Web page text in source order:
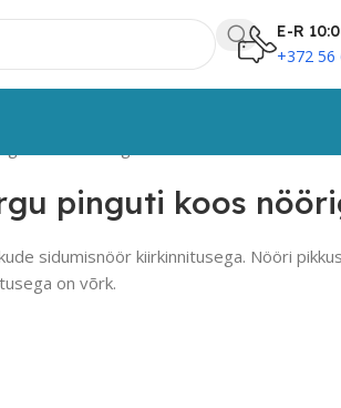
E-R
+372 56
pinguti koos
sidumisnöör kiirkinnitusega. Nööri
on võrk.